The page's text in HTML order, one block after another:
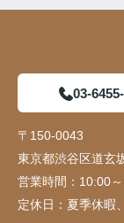
03-
〒150-0043
東京都渋谷区道玄
営業時間： 10:00
定休日： 夏季休暇